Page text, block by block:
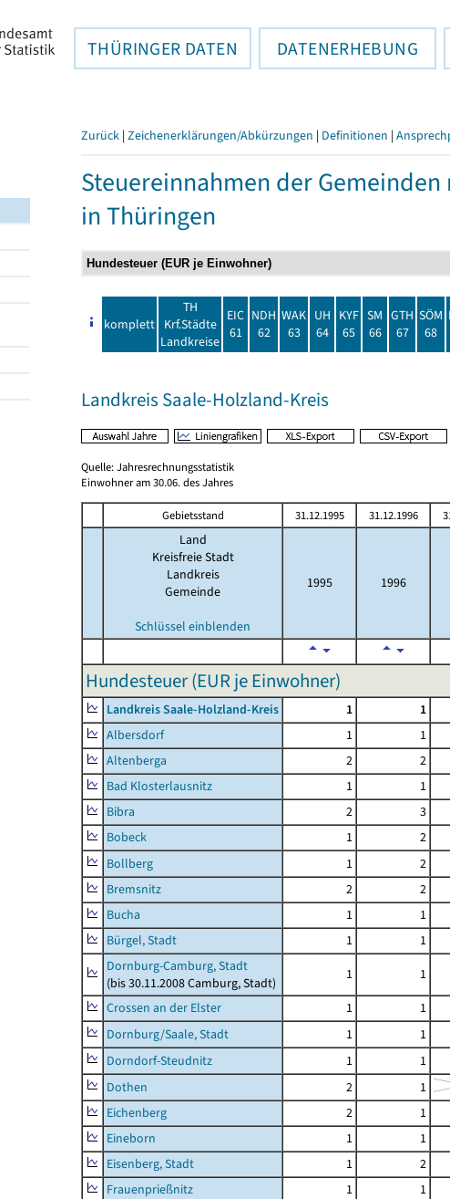
THÜRINGER DATEN DATENERHEBUNG
Zurück | Zeichenerklärungen/Abkürzungen | Definitionen |
Steuereinnahmen der
in Thüringen
komplett
TH
Krf.Städte
Landkreise
EIC
61
NDH
62
WAK
63
UH
64
KYF
65
SM
66
GTH
67
SÖM
68
Landkreis Saale-Holzland-Kreis
Quelle: Jahresrechnungsstatistik
Einwohner am 30.06. des Jahres
Gebietsstand 31.12.1995 31.12.1996
Land
Kreisfreie Stadt
Landkreis
Gemeinde
Schlüssel einblenden
1995 1996
Hundesteuer (EUR je Einwohner)
Landkreis Saale-Holzland-Kreis 1 1
Albersdorf
1 1
Altenberga
2 2
Bad Klosterlausnitz
1 1
Bibra
2 3
Bobeck
1 2
Bollberg
1 2
Bremsnitz
2 2
Bucha
1 1
Bürgel, Stadt
1 1
Dornburg-Camburg, Stadt
(bis 30.11.2008 Camburg, Stadt)
1 1
Crossen an der Elster
1 1
Dornburg/Saale, Stadt
1 1
Dorndorf-Steudnitz
1 1
Dothen
2
1
Eichenberg
2 1
Eineborn
1 1
Eisenberg, Stadt
1 2
Frauenprießnitz
1 1